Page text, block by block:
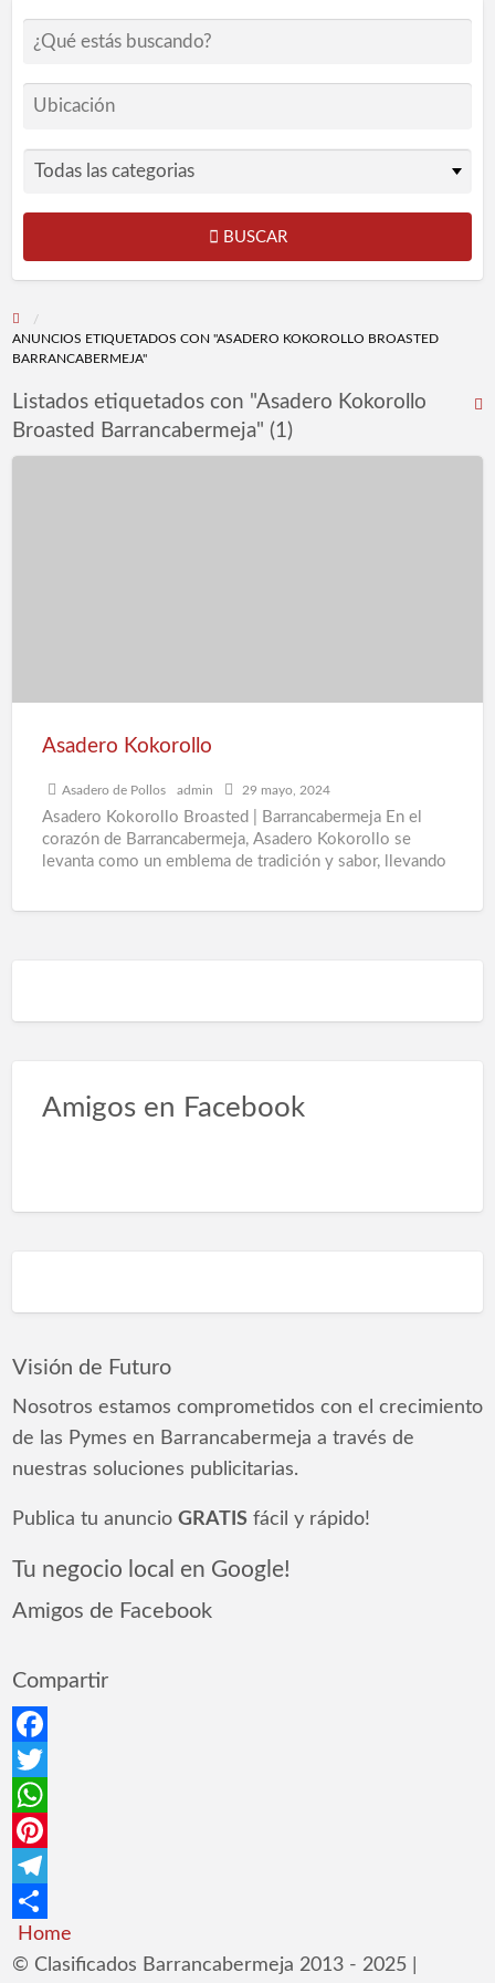
BUSCAR
ANUNCIOS ETIQUETADOS CON "ASADERO KOKOROLLO BROASTED
BARRANCABERMEJA"
Listados etiquetados con "Asadero Kokorollo
Broasted Barrancabermeja" (1)
Asadero Kokorollo
Asadero de Pollos admin 29 mayo, 2024
Asadero Kokorollo Broasted | Barrancabermeja En el
corazón de Barrancabermeja, Asadero Kokorollo se
levanta como un emblema de tradición y sabor, llevando
Amigos en Facebook
Visión de Futuro
Nosotros estamos comprometidos con el crecimiento
de las Pymes en Barrancabermeja a través de
nuestras soluciones publicitarias.
Publica tu anuncio GRATISfácil y rápido!
Tu negocio local en Google!
Amigos de Facebook
Compartir
Facebook
Twitter
WhatsApp
Pinterest
Telegram
Compartir
Home
© Clasificados Barrancabermeja 2013 - 2025 |